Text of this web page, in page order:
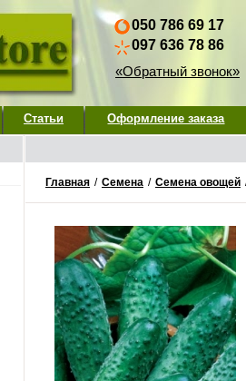
050 786 69 17
097 636 78 86
«Обратный звонок»
Статьи Оформление заказа
Главная / Семена / Семена овощей